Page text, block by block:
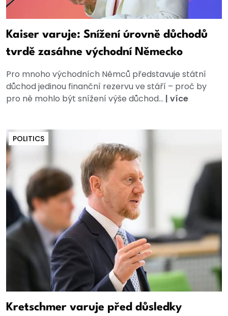
Kaiser varuje: Snížení úrovně důchodů
tvrdě zasáhne východní Německo
Pro mnoho východních Němců představuje státní
důchod jedinou finanční rezervu ve stáří – proč by
pro ně mohlo být snížení výše důchod... | více
POLITICS
Kretschmer varuje před důsledky